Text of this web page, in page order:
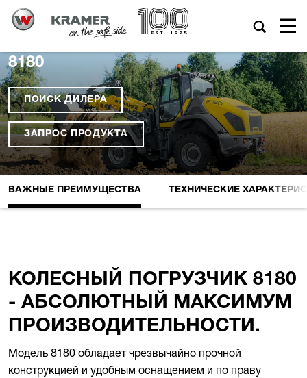
8180
ПОИСК ДИЛЕРА
ЗАПРОС ПРОДУКТА
ВАЖНЫЕ ПРЕИМУЩЕСТВА ТЕХНИЧЕСКИЕ
КОЛЕСНЫЙ ПОГРУЗЧИК 8180
- АБСОЛЮТНЫЙ МАКСИМУМ
ПРОИЗВОДИТЕЛЬНОСТИ.
Модель 8180 обладает чрезвычайно прочной
конструкцией и удобным оснащением и по праву